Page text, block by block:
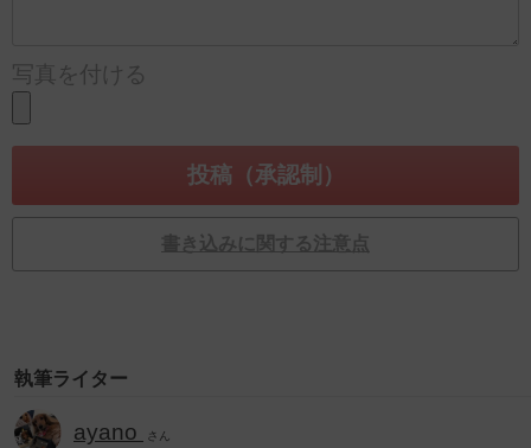
写真を付ける
書き込みに関する注意点
執筆ライター
ayano さん